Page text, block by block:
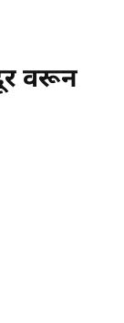
वरून